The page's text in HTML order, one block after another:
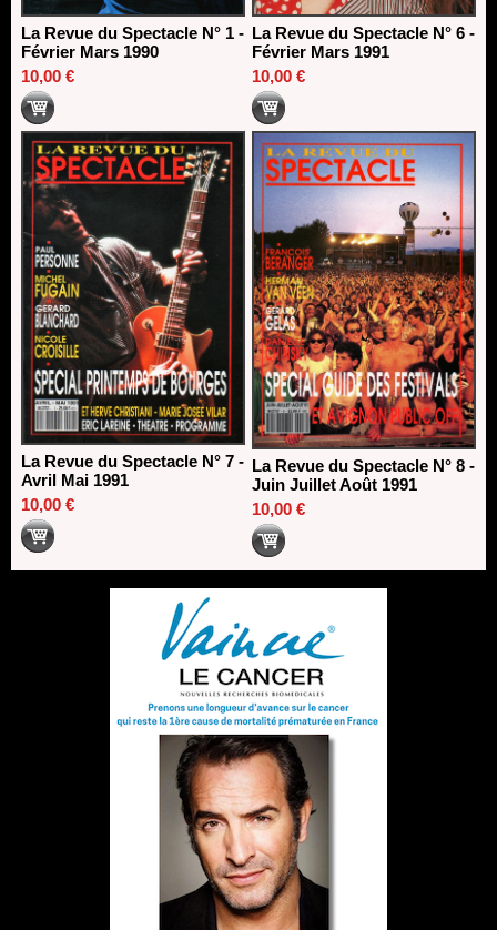
La Revue du Spectacle N° 1 -
Février Mars 1990
10,00 €
La Revue du Spectacle N° 6 -
Février Mars 1991
10,00 €
La Revue du Spectacle N° 7 -
Avril Mai 1991
10,00 €
La Revue du Spectacle N° 8 -
Juin Juillet Août 1991
10,00 €